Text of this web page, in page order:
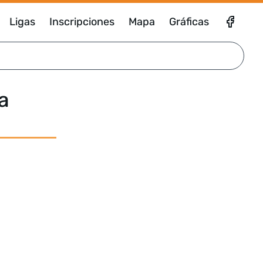
Ligas Inscripciones Mapa Gráficas